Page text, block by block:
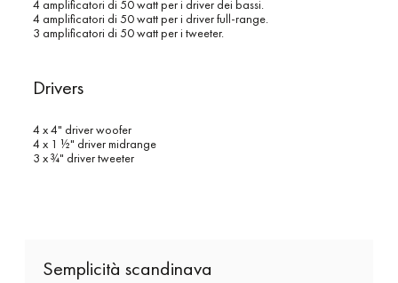
4 amplificatori di 50 watt per i driver dei bassi.
4 amplificatori di 50 watt per i driver full-range.
3 amplificatori di 50 watt per i tweeter.
Drivers
4 x 4" driver woofer
4 x 1 ½" driver midrange
3 x ¾" driver tweeter
Semplicità scandinava